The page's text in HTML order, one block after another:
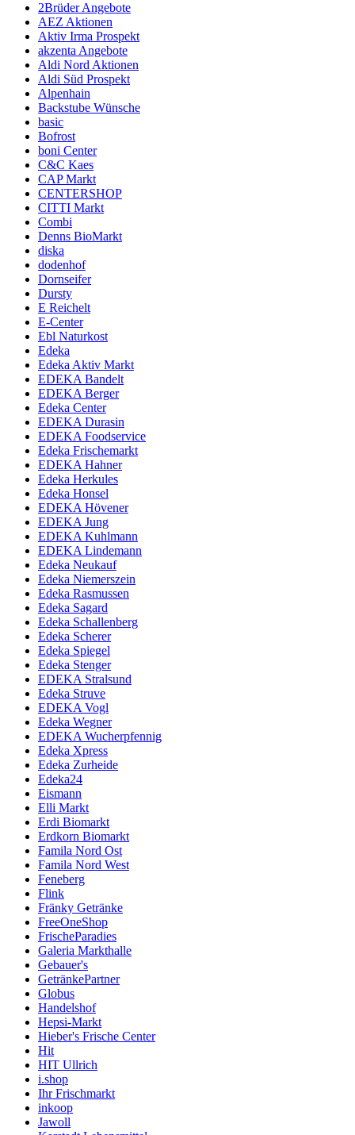
2Brüder Angebote
AEZ Aktionen
Aktiv Irma Prospekt
akzenta Angebote
Aldi Nord Aktionen
Aldi Süd Prospekt
Alpenhain
Backstube Wünsche
basic
Bofrost
boni Center
C&C Kaes
CAP Markt
CENTERSHOP
CITTI Markt
Combi
Denns BioMarkt
diska
dodenhof
Dornseifer
Dursty
E Reichelt
E-Center
Ebl Naturkost
Edeka
Edeka Aktiv Markt
EDEKA Bandelt
EDEKA Berger
Edeka Center
EDEKA Durasin
EDEKA Foodservice
Edeka Frischemarkt
EDEKA Hahner
Edeka Herkules
Edeka Honsel
EDEKA Hövener
EDEKA Jung
EDEKA Kuhlmann
EDEKA Lindemann
Edeka Neukauf
Edeka Niemerszein
Edeka Rasmussen
Edeka Sagard
Edeka Schallenberg
Edeka Scherer
Edeka Spiegel
Edeka Stenger
EDEKA Stralsund
Edeka Struve
EDEKA Vogl
Edeka Wegner
EDEKA Wucherpfennig
Edeka Xpress
Edeka Zurheide
Edeka24
Eismann
Elli Markt
Erdi Biomarkt
Erdkorn Biomarkt
Famila Nord Ost
Famila Nord West
Feneberg
Flink
Fränky Getränke
FreeOneShop
FrischeParadies
Galeria Markthalle
Gebauer's
GetränkePartner
Globus
Handelshof
Hepsi-Markt
Hieber's Frische Center
Hit
HIT Ullrich
i.shop
Ihr Frischmarkt
inkoop
Jawoll